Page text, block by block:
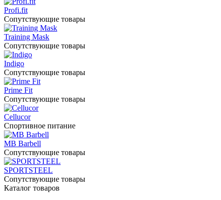
Profi.fit
Сопутствующие товары
Training Mask
Сопутствующие товары
Indigo
Сопутствующие товары
Prime Fit
Сопутствующие товары
Cellucor
Спортивное питание
MB Barbell
Сопутствующие товары
SPORTSTEEL
Сопутствующие товары
Каталог товаров